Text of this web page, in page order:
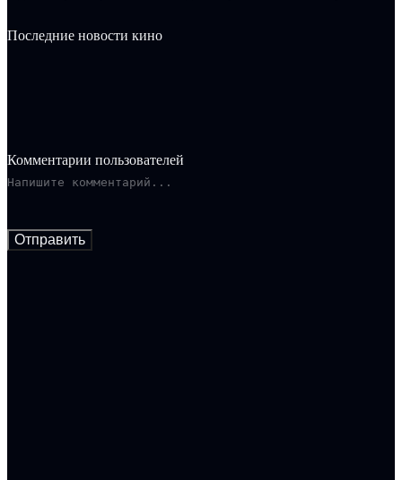
условии, но ни одно из условий не выполнено. В итоге жены
Последние новости кино
Комментарии пользователей
Отправить